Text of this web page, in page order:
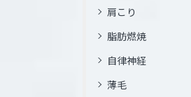
肩こり
脂肪燃焼
自律神経
薄毛